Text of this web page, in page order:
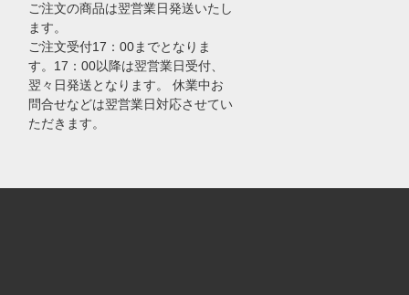
ご注文の商品は翌営業日発送いたし
ます。
ご注文受付17：00までとなりま
す。17：00以降は翌営業日受付、
翌々日発送となります。 休業中お
問合せなどは翌営業日対応させてい
ただきます。